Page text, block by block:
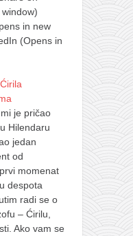
in new
(Opens in
je pričao
Hilendaru
jedan
od
momenat
despota
radi se o
– Ćirilu,
Ako vam se